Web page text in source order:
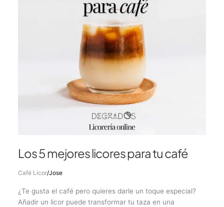
Los 5 mejores licores para tu café
Café Licor/Jose
¿Te gusta el café pero quieres darle un toque especial?
Añadir un licor puede transformar tu taza en una